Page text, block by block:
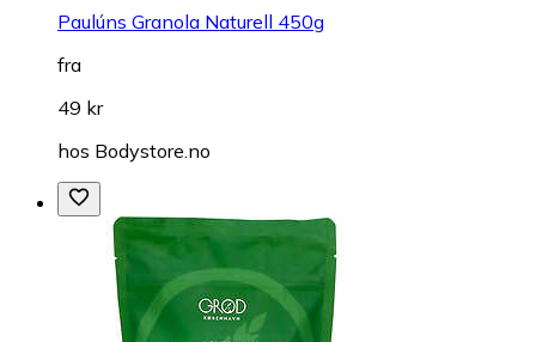
Paulúns Granola Naturell 450g
fra
49 kr
hos Bodystore.no